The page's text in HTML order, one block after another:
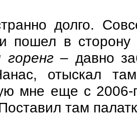
долго.
пошел в сторону
горенг– давно
отыскал
мне еще с 2006-
там